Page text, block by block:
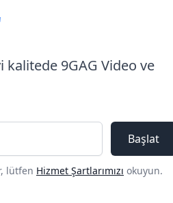
9GAG Video ve
Başlat
lütfen Hizmet Şartlarımızı okuyun.